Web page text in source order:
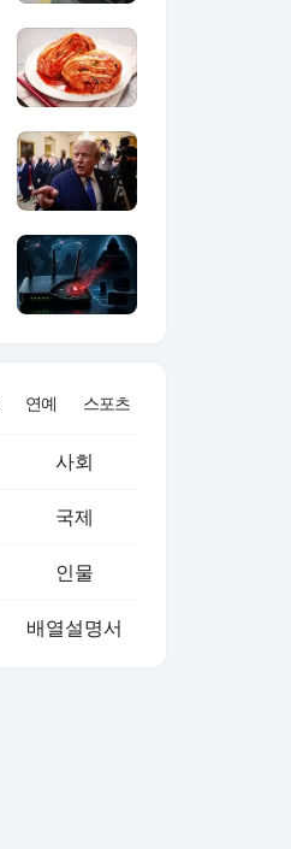
연예 스포츠
사회
국제
인물
배열설명서